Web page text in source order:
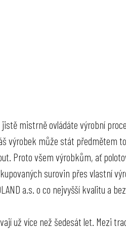
mistrně ovládáte výrobní
výrobek může stát předmětem
Proto všem výrobkům, ať
surovin přes vlastní
a.s. o co nejvyšší kvalitu a
už více než šedesát let. Mezi